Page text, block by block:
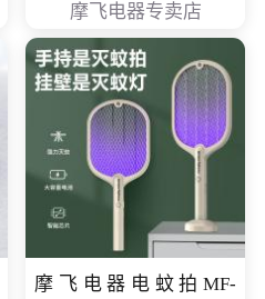
摩飞电器专卖店
摩飞电器电蚊拍MF-